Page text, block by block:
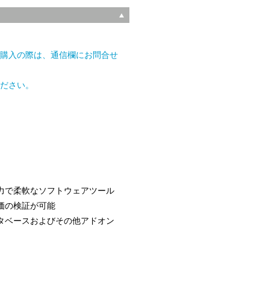
入の際は、通信欄にお問合せ
さい。
で柔軟なソフトウェアツール
の検証が可能
ベースおよびその他アドオン